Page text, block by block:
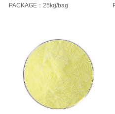
PACKAGE：25kg/bag